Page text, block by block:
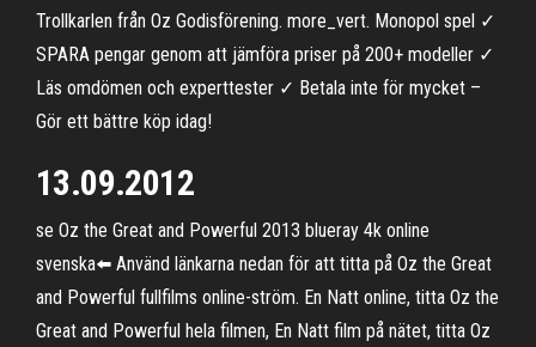
Trollkarlen från Oz Godisförening. more_vert. Monopol spel ✓
SPARA pengar genom att jämföra priser på 200+ modeller ✓
Läs omdömen och experttester ✓ Betala inte för mycket –
Gör ett bättre köp idag!
13.09.2012
️se Oz the Great and Powerful 2013 blueray 4k online
svenska⬅️ Använd länkarna nedan för att titta på Oz the Great
and Powerful fullfilms online-ström. En Natt online, titta Oz the
Great and Powerful hela filmen, En Natt film på nätet, titta Oz